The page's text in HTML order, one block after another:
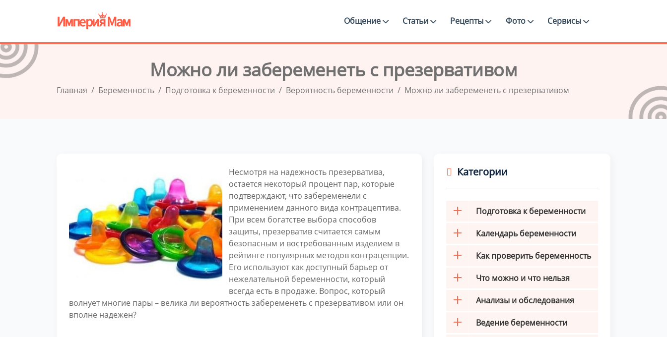
Общение Статьи Рецепты Фото Сервисы
Можно ли забеременеть с презервативом
Главная Беременность Подготовка к беременности Вероятность беременности Можно ли забеременеть с презервативом
Несмотря на надежность презерватива,
остается некоторый процент пар, которые
подтверждают, что забеременели с
применением данного вида контрацептива.
При всем богатстве выбора способов
защиты, презерватив считается самым
безопасным и востребованным изделием в
рейтинге популярных методов контрацепции.
Его используют как доступный барьер от
нежелательной беременности, который
всегда есть в продаже. Вопрос, который
волнует многие пары – велика ли вероятность забеременеть с презервативом или он
вполне надежен?
Категории
Подготовка к беременности
Календарь беременности
Как проверить беременность
Что можно и что нельзя
Анализы и обследования
Ведение беременности